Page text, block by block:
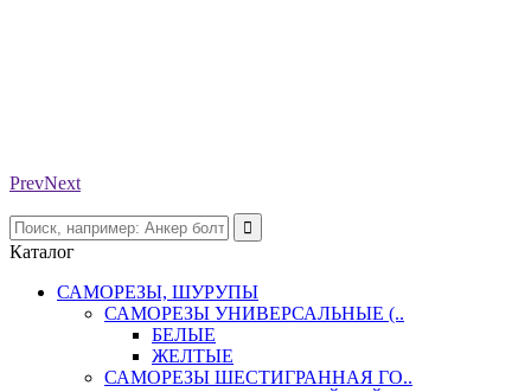
PrevNext
Каталог
САМОРЕЗЫ, ШУРУПЫ
САМОРЕЗЫ УНИВЕРСАЛЬНЫЕ (..
БЕЛЫЕ
ЖЕЛТЫЕ
САМОРЕЗЫ ШЕСТИГРАННАЯ ГО..